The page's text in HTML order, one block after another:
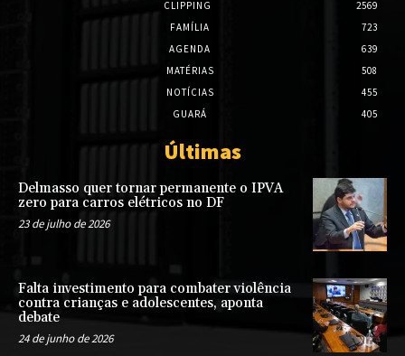
CLIPPING
2569
FAMÍLIA
723
AGENDA
639
MATÉRIAS
508
NOTÍCIAS
455
GUARÁ
405
Últimas
Delmasso quer tornar permanente o IPVA
zero para carros elétricos no DF
23 de julho de 2026
Falta investimento para combater violência
contra crianças e adolescentes, aponta
debate
24 de junho de 2026